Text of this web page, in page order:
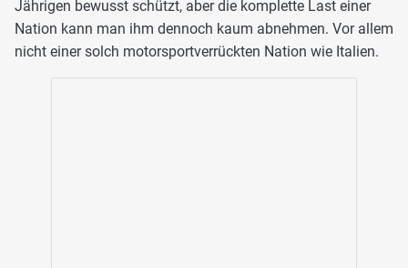
Jährigen bewusst schützt, aber die komplette Last einer
Nation kann man ihm dennoch kaum abnehmen. Vor allem
nicht einer solch motorsportverrückten Nation wie Italien.